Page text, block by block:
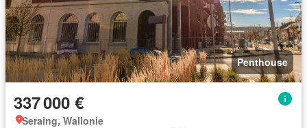
Penthouse
337 000 €
Seraing, Wallonie